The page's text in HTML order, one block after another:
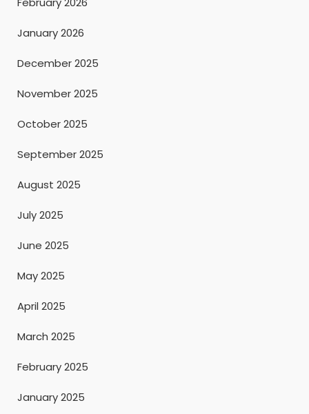
January 2026
December 2025
November 2025
October 2025
September 2025
August 2025
July 2025
June 2025
May 2025
April 2025
March 2025
February 2025
January 2025